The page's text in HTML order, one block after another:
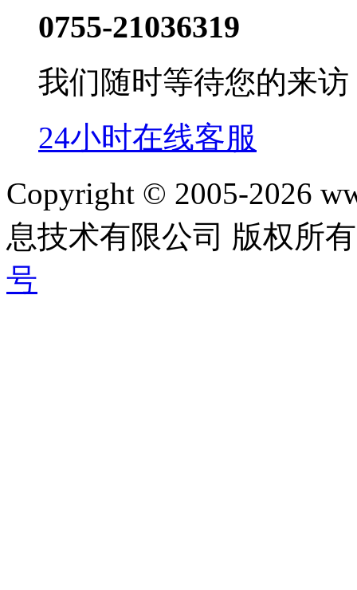
0755-21036319
我们随时等待您的来访
24小时在线客服
Copyright © 2005-2026
息技术有限公司 版权所
号